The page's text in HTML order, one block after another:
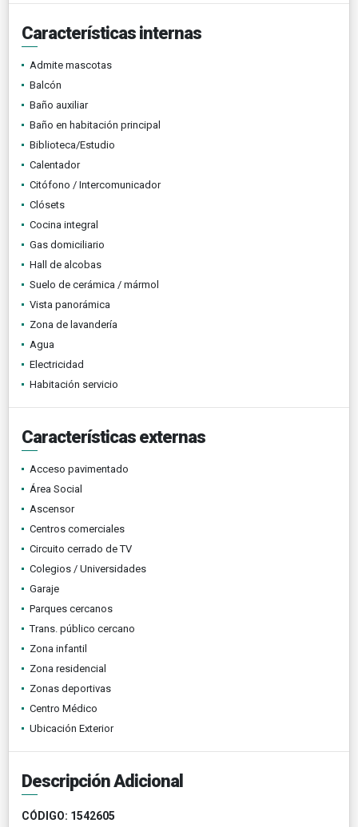
Características internas
Admite mascotas
Balcón
Baño auxiliar
Baño en habitación principal
Biblioteca/Estudio
Calentador
Citófono / Intercomunicador
Clósets
Cocina integral
Gas domiciliario
Hall de alcobas
Suelo de cerámica / mármol
Vista panorámica
Zona de lavandería
Agua
Electricidad
Habitación servicio
Características externas
Acceso pavimentado
Área Social
Ascensor
Centros comerciales
Circuito cerrado de TV
Colegios / Universidades
Garaje
Parques cercanos
Trans. público cercano
Zona infantil
Zona residencial
Zonas deportivas
Centro Médico
Ubicación Exterior
Descripción Adicional
CÓDIGO: 1542605